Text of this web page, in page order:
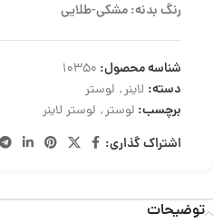
رنگ بدنه: مشکی-طلایی
شناسه محصول: 10350
دسته: لاینر, لوستر
برچسب: لوستر, لوستر لاینر
اشتراک گذاری:
توضیحات